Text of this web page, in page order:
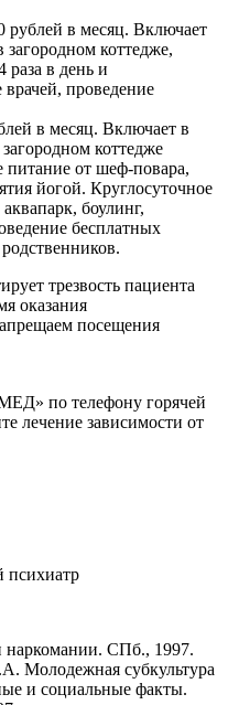
рублей в месяц. Включает
загородном коттедже,
раза в день и
проведение
в месяц. Включает в
коттедже
питание от шеф-повара,
йогой. Круглосуточное
боулинг,
бесплатных
трезвость пациента
оказания
посещения
по телефону горячей
лечение зависимости от
психиатр
наркомании. СПб., 1997.
Молодежная субкультура
и социальные факты.